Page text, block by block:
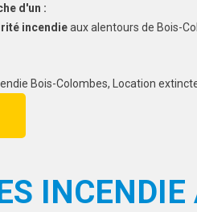
d'un :
incendieaux alentours de Bois-
Bois-Colombes, Location